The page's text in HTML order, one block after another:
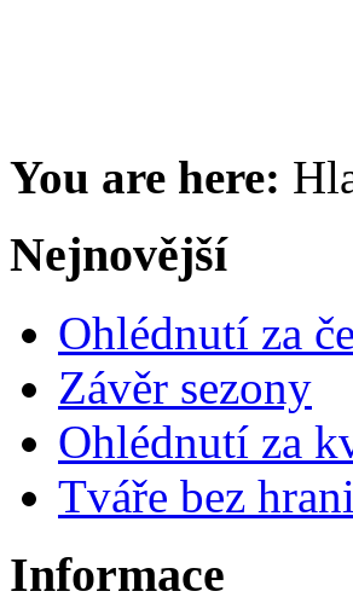
You are here:
Nejnovější
Ohlédnutí za
Závěr sezony
Ohlédnutí za
Tváře bez
Informace